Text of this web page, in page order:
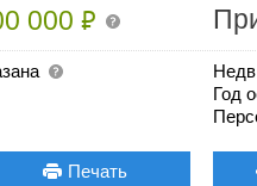
000₽
Год
Печать